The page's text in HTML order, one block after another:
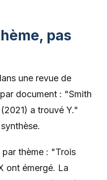
pas
une revue de
document : "Smith
a trouvé Y."
thème : "Trois
ont émergé. La